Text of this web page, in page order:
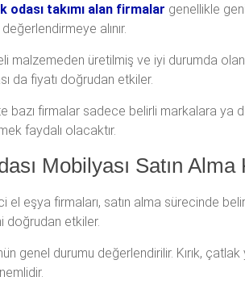
odası takımı alan firmalar genellikle
alınır.
malzemeden üretilmiş ve iyi durumda
da fiyatı doğrudan etkiler.
bazı firmalar sadece belirli markalara ya
faydalı olacaktır.
Mobilyası Satın
el eşya firmaları, satın alma sürecinde
doğrudan etkiler.
genel durumu değerlendirilir. Kırık,